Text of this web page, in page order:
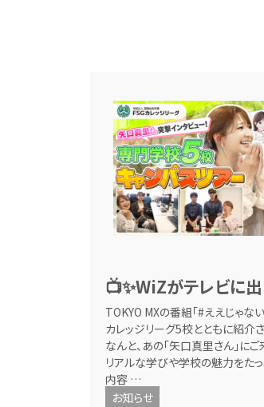
📺✨WiZがテレビに出
TOKYO MXの番組「#ええじゃな
カレッジリーグ5校とともに紹介
なんと、あの「矢口真里さん」に
リアルな学びや学校の魅力をた
内容 …
お知らせ